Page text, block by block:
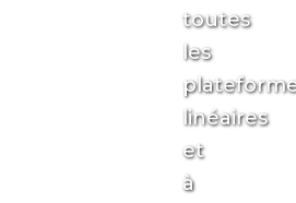
toutes
les
linéaires
et
à